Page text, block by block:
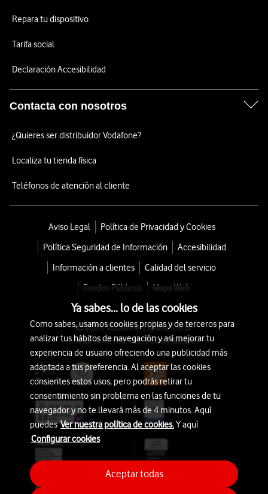
Repara tu dispositivo
Tarifa social
Declaración Accesibilidad
Contacta con nosotros
¿Quieres ser distribuidor Vodafone?
Localiza tu tienda física
Teléfonos de atención al cliente
Aviso Legal
Política de Privacidad y Cookies
Política Seguridad de Información
Accesibilidad
Información a clientes
Calidad del servicio
Fondos Públicos
Mapa Web
© 2026 Vodafone España S.A.U.
Avda. América 115, 28042 Madrid
Ya sabes... lo de las cookies
Como sabes, usamos cookies propias y de terceros para
analizar tus hábitos de navegación y así mejorar tu
experiencia de usuario ofreciendo una publicidad más
adaptada a tus preferencia. Al aceptar las cookies
consientes estos usos, pero podrás retirar tu
consentimiento sin problema en las funciones de tu
navegador y no te llevará más de 4 minutos. Aquí
puedesVer nuestra política de cookies.Y aquí
Configurar cookies
Aceptar todas